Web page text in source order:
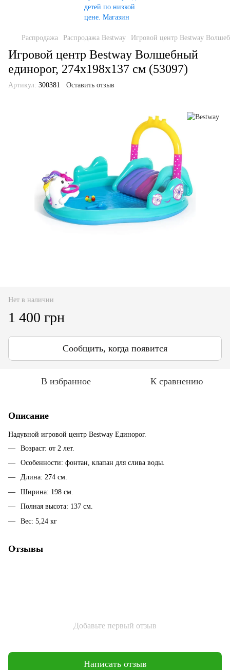
Распродажа Распродажа Bestway Игровой центр Bestway
Игровой центр Bestway Волшебный
единорог, 274х198х137 см (53097)
Артикул: 300381 Оставить отзыв
Нет в наличии
1 400 грн
Сообщить, когда появится
В избранное К сравнению
Описание
Надувной игровой центр Bestway Единорог.
Возраст: от 2 лет.
Особенности: фонтан, клапан для слива воды.
Длина: 274 см.
Ширина: 198 см.
Полная высота: 137 см.
Вес: 5,24 кг
Отзывы
Добавьте первый отзыв
Написать отзыв